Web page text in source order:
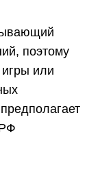
поэтому
игры или